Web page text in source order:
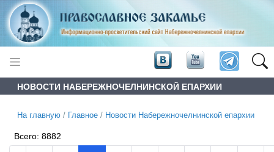
НОВОСТИ НАБЕРЕЖНОЧЕЛНИНСКОЙ ЕПАРХИИ
На главную / Главное / Новости Набережночелнинской епархии
Всего:8882